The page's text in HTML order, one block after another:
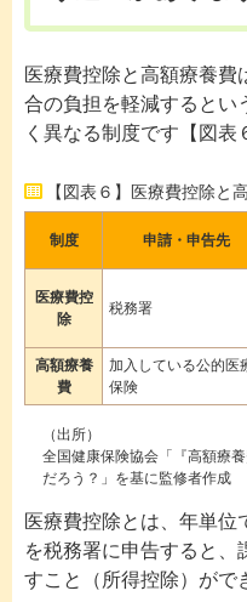
医療費控除と高額療養費
合の負担を軽減するとい
く異なる制度です【図表
【図表６】医療費控除と
制度 申請・申告先
医療費控
除
税務署
高額療養
費
加入している公的医
保険
（出所）
全国健康保険協会「『高額療
だろう？」を基に監修者作成
医療費控除とは、年単位
を税務署に申告すると、
すこと（所得控除）がで